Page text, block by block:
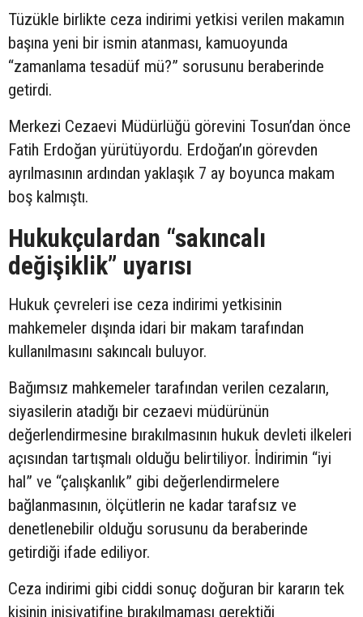
Tüzükle birlikte ceza indirimi yetkisi verilen makamın
başına yeni bir ismin atanması, kamuoyunda
“zamanlama tesadüf mü?” sorusunu beraberinde
getirdi.
Merkezi Cezaevi Müdürlüğü görevini Tosun’dan önce
Fatih Erdoğan yürütüyordu. Erdoğan’ın görevden
ayrılmasının ardından yaklaşık 7 ay boyunca makam
boş kalmıştı.
Hukukçulardan “sakıncalı
değişiklik” uyarısı
Hukuk çevreleri ise ceza indirimi yetkisinin
mahkemeler dışında idari bir makam tarafından
kullanılmasını sakıncalı buluyor.
Bağımsız mahkemeler tarafından verilen cezaların,
siyasilerin atadığı bir cezaevi müdürünün
değerlendirmesine bırakılmasının hukuk devleti ilkeleri
açısından tartışmalı olduğu belirtiliyor. İndirimin “iyi
hal” ve “çalışkanlık” gibi değerlendirmelere
bağlanmasının, ölçütlerin ne kadar tarafsız ve
denetlenebilir olduğu sorusunu da beraberinde
getirdiği ifade ediliyor.
Ceza indirimi gibi ciddi sonuç doğuran bir kararın tek
kişinin inisiyatifine bırakılmaması gerektiği